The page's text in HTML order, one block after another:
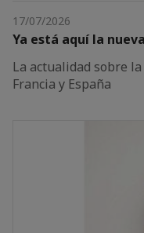
17/07/2026
Ya está aquí la
La actualidad sobre
Francia y España